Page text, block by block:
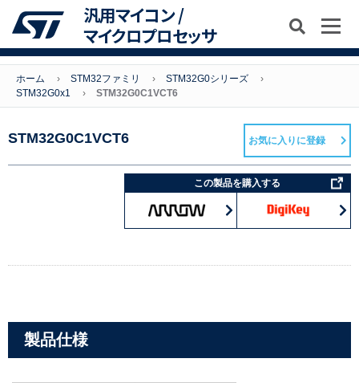
汎用マイコン /
マイクロプロセッサ
ホーム STM32ファミリ
STM32G0シリーズ
STM32G0x1
STM32G0C1VCT6
STM32G0C1VCT6
この製品を購入する
お気に入りに登録
製品仕様